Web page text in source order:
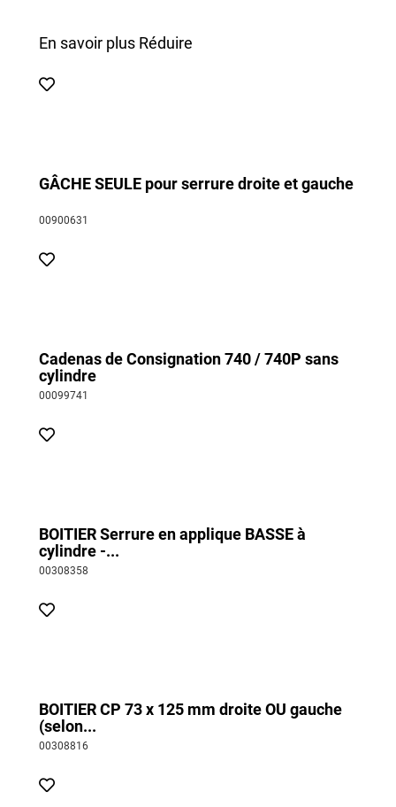
En savoir plus Réduire
GÂCHE SEULE pour serrure droite et gauche
00900631
Cadenas de Consignation 740 / 740P sans
cylindre
00099741
BOITIER Serrure en applique BASSE à
cylindre -...
00308358
BOITIER CP 73 x 125 mm droite OU gauche
(selon...
00308816